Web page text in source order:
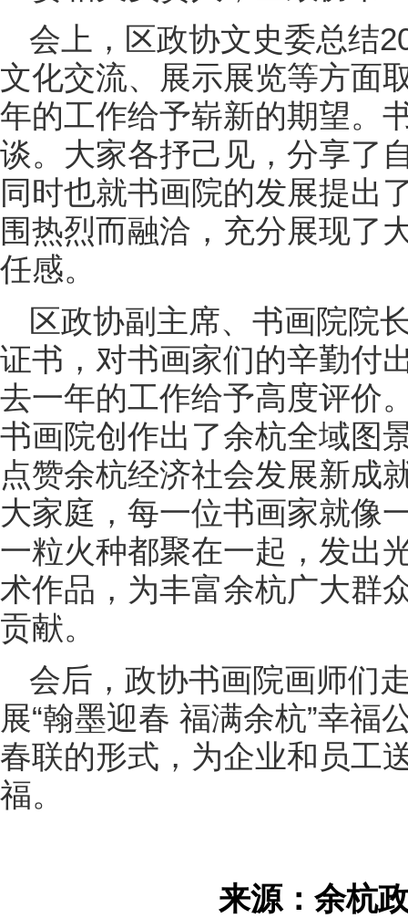
会上，区政协文史委总结
文化交流、展示展览等方面
年的工作给予崭新的期望。
谈。大家各抒己见，分享了
同时也就书画院的发展提出
围热烈而融洽，充分展现了
任感。
区政协副主席、书画院院
证书，对书画家们的辛勤付
去一年的工作给予高度评价
书画院创作出了余杭全域图
点赞余杭经济社会发展新成
大家庭，每一位书画家就像
一粒火种都聚在一起，发出
术作品，为丰富余杭广大群
贡献。
会后，政协书画院画师们
展“翰墨迎春 福满余杭”幸福
春联的形式，为企业和员工
福。
来源：余